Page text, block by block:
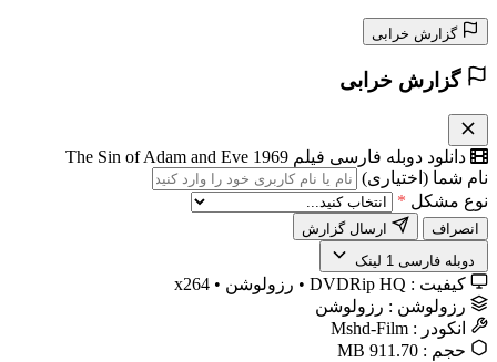
گزارش خرابی
گزارش خرابی
دانلود دوبله فارسی فیلم The Sin of Adam and Eve 1969
نام شما (اختیاری)
نوع مشکل *
انصراف
️ دوبله فارسی 1 لینک
کیفیت : DVDRip HQ • رزولوشن • x264
رزولوشن : رزولوشن
انکودر : Mshd-Film
حجم : 911.70 MB